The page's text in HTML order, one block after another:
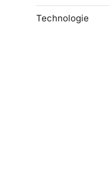
Technologie